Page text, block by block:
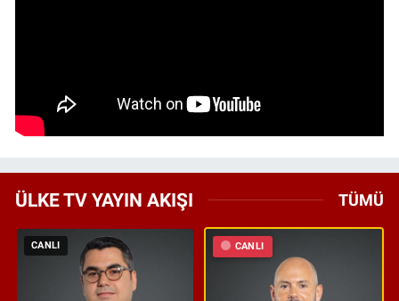
ÜLKE TV YAYIN AKIŞI TÜMÜ
CANLI CANLI